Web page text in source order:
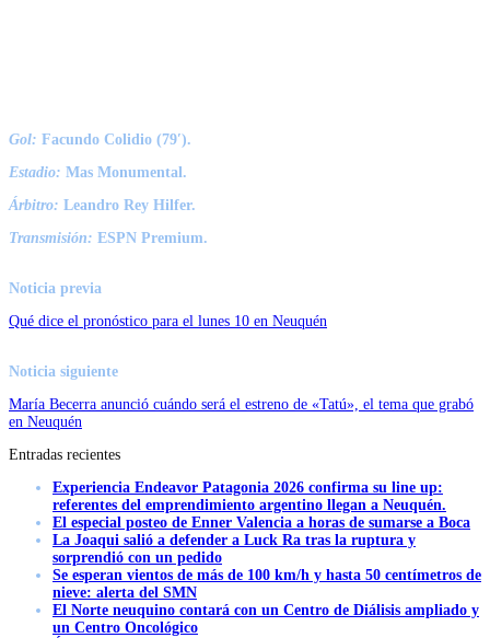
Gol: Facundo Colidio (79′).
Estadio: Mas Monumental.
Árbitro: Leandro Rey Hilfer.
Transmisión: ESPN Premium.
Noticia previa
Qué dice el pronóstico para el lunes 10 en Neuquén
Noticia siguiente
María Becerra anunció cuándo será el estreno de «Tatú», el tema que grabó
en Neuquén
Entradas recientes
Experiencia Endeavor Patagonia 2026 confirma su line up:
referentes del emprendimiento argentino llegan a Neuquén.
El especial posteo de Enner Valencia a horas de sumarse a Boca
La Joaqui salió a defender a Luck Ra tras la ruptura y
sorprendió con un pedido
Se esperan vientos de más de 100 km/h y hasta 50 centímetros de
nieve: alerta del SMN
El Norte neuquino contará con un Centro de Diálisis ampliado y
un Centro Oncológico